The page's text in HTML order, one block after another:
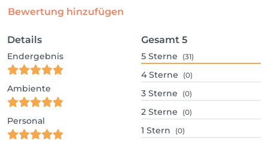
Bewertung hinzufügen
Details
Endergebnis
Ambiente
Personal
Gesamt 5
5 Sterne (31)
4 Sterne (0)
3 Sterne (0)
2 Sterne (0)
1 Stern (0)